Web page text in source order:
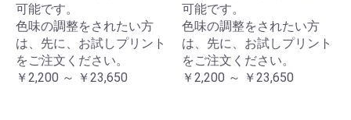
可能です。
色味の調整をされたい方
は、先に、お試しプリント
をご注文ください。
￥2,200 ～ ￥23,650
可能です。
色味の調整をされたい方
は、先に、お試しプリント
をご注文ください。
￥2,200 ～ ￥23,650